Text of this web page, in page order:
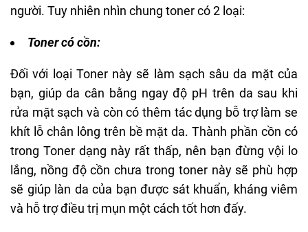
người. Tuy nhiên nhìn chung toner có 2 loại:
Toner có cồn:
Đối với loại Toner này sẽ làm sạch sâu da mặt của
bạn, giúp da cân bằng ngay độ pH trên da sau khi
rửa mặt sạch và còn có thêm tác dụng bỗ trợ làm se
khít lỗ chân lông trên bề mặt da. Thành phần cồn có
trong Toner dạng này rất thấp, nên bạn đừng vội lo
lắng, nồng độ cồn chưa trong toner này sẽ phù hợp
sẽ giúp làn da của bạn được sát khuẩn, kháng viêm
và hỗ trợ điều trị mụn một cách tốt hơn đấy.